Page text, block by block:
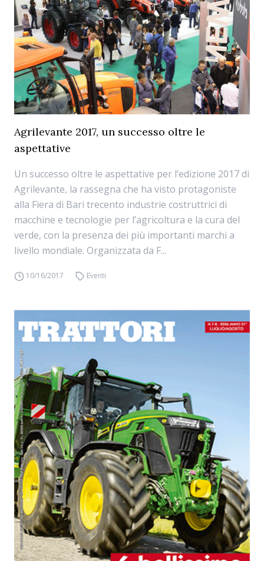
Agrilevante 2017, un successo oltre le
aspettative
Un successo oltre le aspettative per l’edizione 2017 di
Agrilevante, la rassegna che ha visto protagoniste
alla Fiera di Bari trecento industrie costruttrici di
macchine e tecnologie per l’agricoltura e la cura del
verde, con la presenza dei più importanti marchi a
livello mondiale. Organizzata da F...
10/16/2017 Eventi